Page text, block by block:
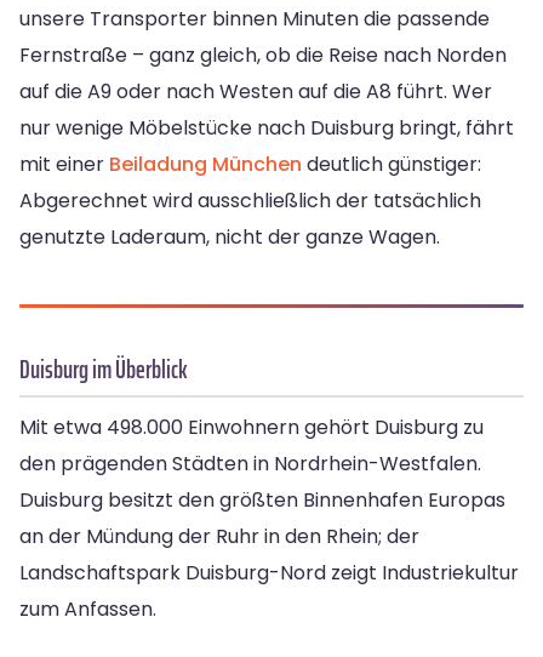
unsere Transporter binnen Minuten die passende
Fernstraße – ganz gleich, ob die Reise nach Norden
auf die A9 oder nach Westen auf die A8 führt. Wer
nur wenige Möbelstücke nach Duisburg bringt, fährt
mit einer Beiladung München deutlich günstiger:
Abgerechnet wird ausschließlich der tatsächlich
genutzte Laderaum, nicht der ganze Wagen.
Duisburg im Überblick
Mit etwa 498.000 Einwohnern gehört Duisburg zu
den prägenden Städten in Nordrhein-Westfalen.
Duisburg besitzt den größten Binnenhafen Europas
an der Mündung der Ruhr in den Rhein; der
Landschaftspark Duisburg-Nord zeigt Industriekultur
zum Anfassen.